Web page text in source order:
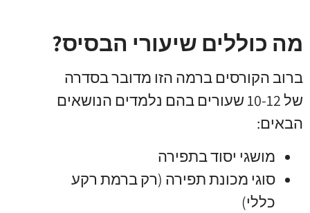
מה כוללים שיעורי הבסיס?
ברוב הקורסים ברמה הזו מדובר בסדרה
של 10-12 שעורים בהם נלמדים הנושאים
הבאים:
מושגי יסוד בתפירה
סוגי מכונת תפירה (רק ברמת רקע
כללי)